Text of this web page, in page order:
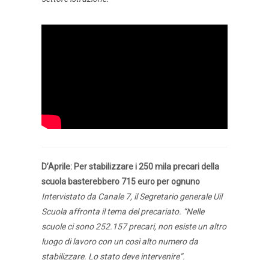
D’Aprile: Per stabilizzare i 250 mila precari della
scuola basterebbero 715 euro per ognuno
Intervistato da Canale 7, il Segretario generale Uil
Scuola affronta il tema del precariato. “Nelle
scuole ci sono 252.157 precari, non esiste un altro
luogo di lavoro con un così alto numero da
stabilizzare. Lo stato deve intervenire”.